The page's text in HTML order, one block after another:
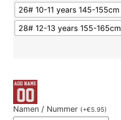
26# 10-11 years 145-155cm
28# 12-13 years 155-165cm
Namen / Nummer (+€5.95)